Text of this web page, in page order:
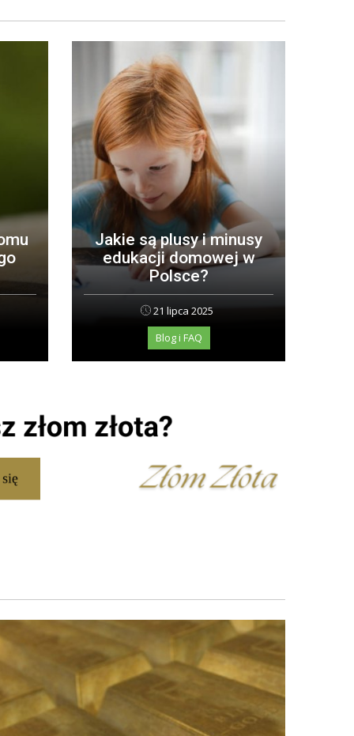
Jakie są plusy i minusy
edukacji domowej w
Polsce?
21 lipca 2025
Blog i FAQ